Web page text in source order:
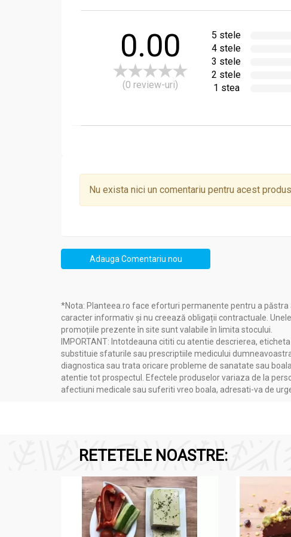
0.00
(0 review-uri)
5 stele
4 stele
3 stele
2 stele
1 stea
Nu exista nici un comentariu pentru acest
Adauga Comentariu nou
*Nota: Planteea.ro face eforturi permanente pentru a
caracter informativ și nu creează obligații contractuale.
promoțiile prezente în site sunt valabile în limita stocului.
IMPORTANT: Intotdeauna cititi cu atentie descrierea,
substituie sfaturile sau prescriptiile medicului
diagnostica sau trata oricare probleme de sanatate sau
atentie tot prospectul. Efectele produselor variaza de la
afectiuni medicale sau suferiti vreo boala, adresati-va de
RETETELE NOASTRE: